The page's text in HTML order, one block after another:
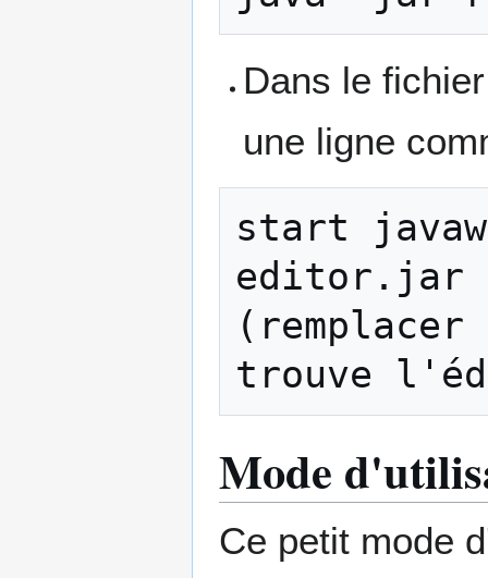
Dans le
une ligne
start
editor.jar
Mode
Ce petit mode